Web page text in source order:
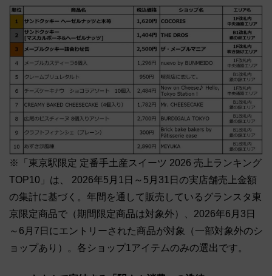
※「東京駅限定 定番手土産スイーツ 2026 売上ランキング
TOP10」は、 2026年5月1日～5月31日の実店舗売上金額
の集計に基づく。年間を通して販売しているグランスタ東
京限定商品で（期間限定商品は対象外）、2026年6月3日
～6月7日にエントリーされた商品が対象（一部対象外のシ
ョップあり）。各ショップ1アイテムのみの選出です。